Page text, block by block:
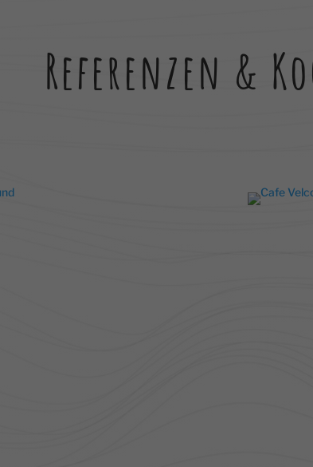
Referenzen &
Alle akzeptieren Speichern
Essenzielle Cookies ermöglichen grundlegende